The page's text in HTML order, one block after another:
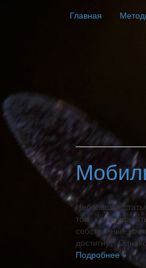
Главная
Небольшая
том, как
собственные
достигнут!
Подробнее »